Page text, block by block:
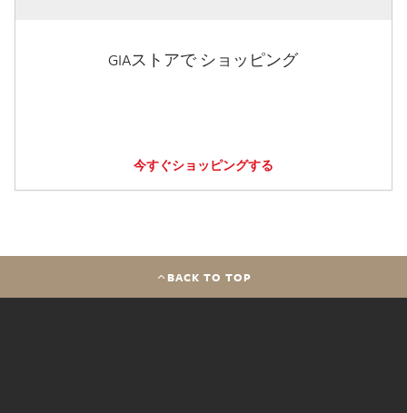
GIAストアで ショッピング
今すぐショッピングする
BACK TO TOP